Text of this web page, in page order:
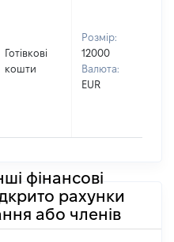
Готівкові
кошти
Розмір:
12000
Валюта:
EUR
фінансові
рахунки
або членів